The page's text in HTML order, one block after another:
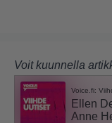
Voit kuunnella